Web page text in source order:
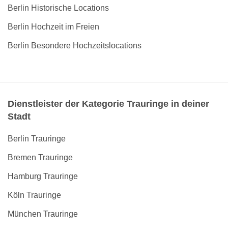
Berlin Historische Locations
Berlin Hochzeit im Freien
Berlin Besondere Hochzeitslocations
Dienstleister der Kategorie Trauringe in deiner
Stadt
Berlin Trauringe
Bremen Trauringe
Hamburg Trauringe
Köln Trauringe
München Trauringe